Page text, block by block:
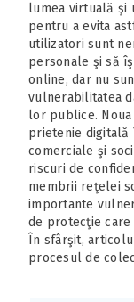
lumea virtuală şi
pentru a evita
utilizatori sunt
personale şi să
online, dar nu
vulnerabilitatea
lor publice.
prietenie digitală
comerciale şi
riscuri de
membrii reţelei
importante
de protecţie
În sfârşit,
procesul de